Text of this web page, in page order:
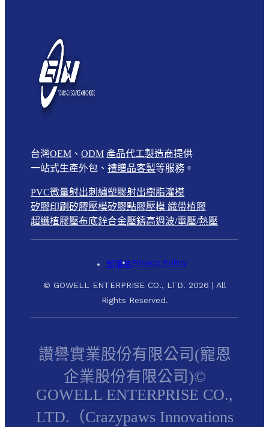
台灣OEM 、ODM 產品代工製造商提供
一站式生產外包、禮贈品客製等服務。
PVC微量射出刺繡塑膠射出樹脂灌模
矽膠印刷矽膠壓模矽膠點膠壓模 織帶植膠
超纖植膠壓布底鋅合金壓鑄高週波/電壓/熱壓
© GOWELL ENTERPRISE CO., LTD. 2026 | All
Rights Reserved.
部落格Privacy Policy
讚譽實業股份有限公司(寵恩
企業股份有限公司)©
GOWELL ENTERPRISE CO.,
LTD.（Crazypaws Innovations